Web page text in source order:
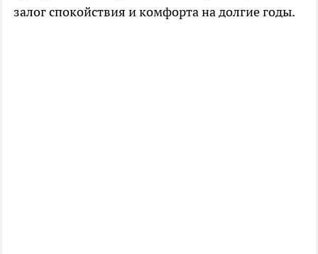
залог спокойствия и комфорта на долгие годы.